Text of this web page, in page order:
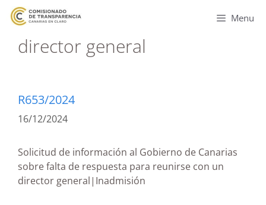
Menu
director general
R653/2024
16/12/2024
Solicitud de información al Gobierno de Canarias
sobre falta de respuesta para reunirse con un
director general|Inadmisión